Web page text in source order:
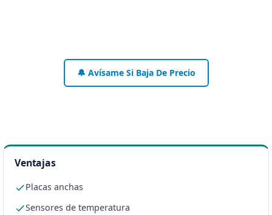
🔔 Avísame Si Baja De Precio
Ventajas
Placas anchas
Sensores de temperatura